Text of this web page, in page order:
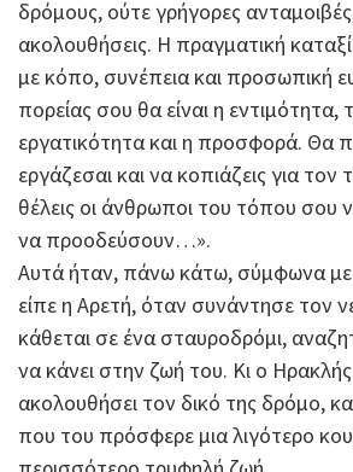
δρόμους, ούτε γρήγορες
ακολουθήσεις. Η πραγματική
με κόπο, συνέπεια και προσωπική
πορείας σου θα είναι η εντιμότητα,
εργατικότητα και η προσφορά. Θα
εργάζεσαι και να κοπιάζεις για
θέλεις οι άνθρωποι του τόπου σου
να προοδεύσουν…».
Αυτά ήταν, πάνω κάτω, σύμφωνα
είπε η Αρετή, όταν συνάντησε τον
κάθεται σε ένα σταυροδρόμι,
να κάνει στην ζωή του. Κι ο
ακολουθήσει τον δικό της δρόμο,
που του πρόσφερε μια λιγότερο